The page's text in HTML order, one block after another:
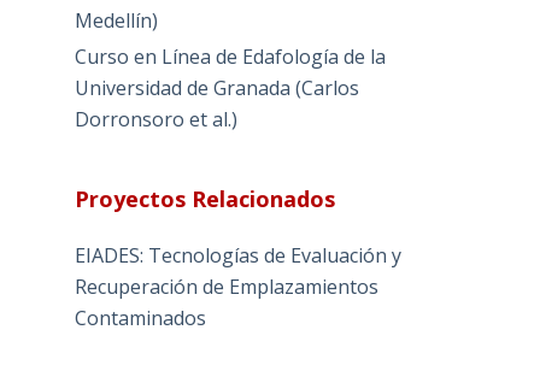
Medellín)
Curso en Línea de Edafología de la
Universidad de Granada (Carlos
Dorronsoro et al.)
Proyectos Relacionados
EIADES: Tecnologías de Evaluación y
Recuperación de Emplazamientos
Contaminados